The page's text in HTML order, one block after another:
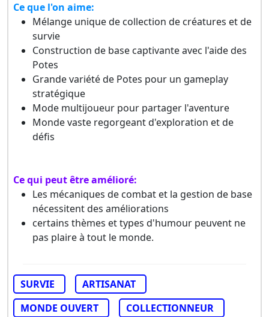
Ce que l'on aime:
Mélange unique de collection de créatures et de
survie
Construction de base captivante avec l'aide des
Potes
Grande variété de Potes pour un gameplay
stratégique
Mode multijoueur pour partager l'aventure
Monde vaste regorgeant d'exploration et de
défis
Ce qui peut être amélioré:
Les mécaniques de combat et la gestion de base
nécessitent des améliorations
certains thèmes et types d'humour peuvent ne
pas plaire à tout le monde.
SURVIE
ARTISANAT
MONDE OUVERT
COLLECTIONNEUR